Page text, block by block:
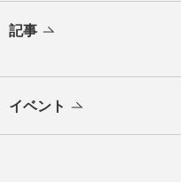
記事
イベント